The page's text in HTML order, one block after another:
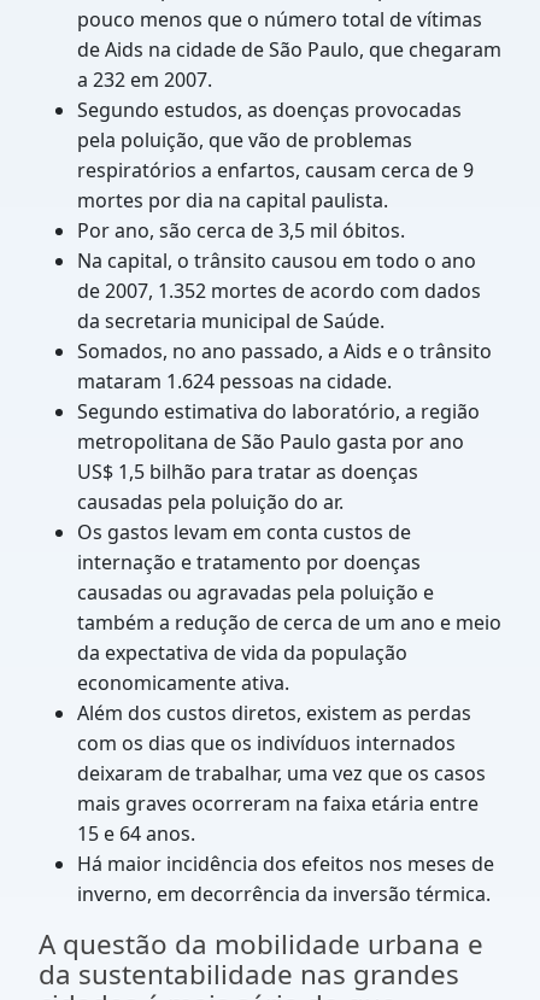
pouco menos que o número total de vítimas
de Aids na cidade de São Paulo, que chegaram
a 232 em 2007.
Segundo estudos, as doenças provocadas
pela poluição, que vão de problemas
respiratórios a enfartos, causam cerca de 9
mortes por dia na capital paulista.
Por ano, são cerca de 3,5 mil óbitos.
Na capital, o trânsito causou em todo o ano
de 2007, 1.352 mortes de acordo com dados
da secretaria municipal de Saúde.
Somados, no ano passado, a Aids e o trânsito
mataram 1.624 pessoas na cidade.
Segundo estimativa do laboratório, a região
metropolitana de São Paulo gasta por ano
US$ 1,5 bilhão para tratar as doenças
causadas pela poluição do ar.
Os gastos levam em conta custos de
internação e tratamento por doenças
causadas ou agravadas pela poluição e
também a redução de cerca de um ano e meio
da expectativa de vida da população
economicamente ativa.
Além dos custos diretos, existem as perdas
com os dias que os indivíduos internados
deixaram de trabalhar, uma vez que os casos
mais graves ocorreram na faixa etária entre
15 e 64 anos.
Há maior incidência dos efeitos nos meses de
inverno, em decorrência da inversão térmica.
A questão da mobilidade urbana e
da sustentabilidade nas grandes